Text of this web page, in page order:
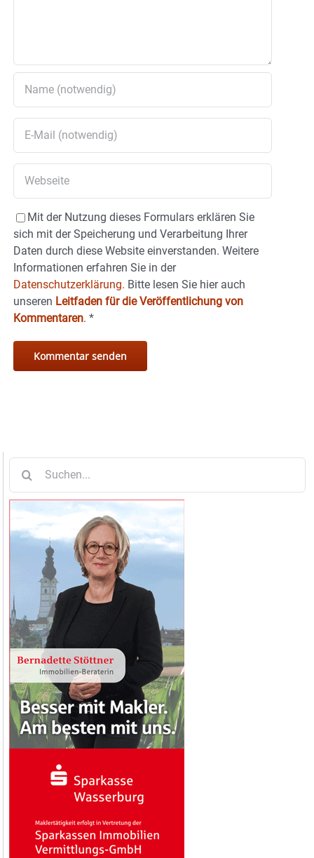
Mit der Nutzung dieses Formulars erklären Sie
sich mit der Speicherung und Verarbeitung Ihrer
Daten durch diese Website einverstanden. Weitere
Informationen erfahren Sie in der
Datenschutzerklärung. Bitte lesen Sie hier auch
unseren Leitfaden für die Veröffentlichung von
Kommentaren. *
nach: